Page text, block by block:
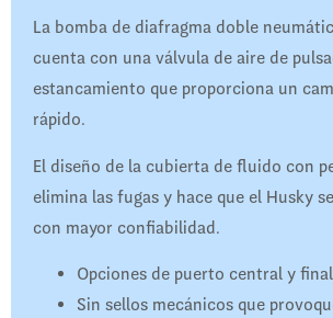
La bomba de diafragma doble
cuenta con una válvula de aire de
estancamiento que proporciona un
rápido.
El diseño de la cubierta de fluido con
elimina las fugas y hace que el Husky
con mayor confiabilidad.
Opciones de puerto central y
Sin sellos mecánicos que